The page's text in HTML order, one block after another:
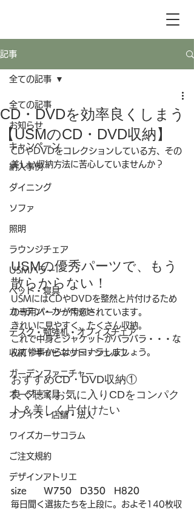
記事
全ての記事
お知らせ
キャンペーン
納入事例
ダイニング
ソファ
照明
ラウンジチェア
USMハラー
ベッド・寝具
カーテン・カーペット
デスク・勉強机・オフィスチェア
収納・キャビネット・シェルフ
ガーデンファニチャー
オーダー家具
オフィス・店舗・法人
ワイズカーサコラム
ご注文規約
デザインアトリエ
全ての記事
CD・DVDを効率良くしまう
【USMのCD・DVD収納】
CDやDVDをコレクションしている方、その
美しい収納方法に苦心していませんか？
USMの優秀パーツで、もう
散らからない！
USMにはCDやDVDを整然と片付けるため
の専用パーツが用意されています。
きれいに見やすく、たくさん収納。
これで中身とジャケットがバラバラ・・・な
んて惨事からはサヨナラしましょう。
おすすめCD・DVD収納①
良く聴くお気に入りCDをコンパク
ト＆美しく片付けたい
size　　W750　D350　H820
毎日聞く選抜たちを上段に。およそ140枚収